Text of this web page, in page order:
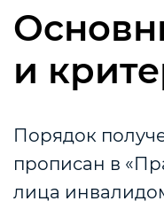
и
Порядок
прописан в
лица